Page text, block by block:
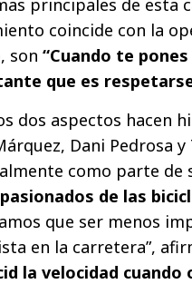
coincide con la
son “Cuando te
que es
dos aspectos hacen
Dani Pedrosa
como parte de
de las
que ser menos
en la carretera”,
la velocidad